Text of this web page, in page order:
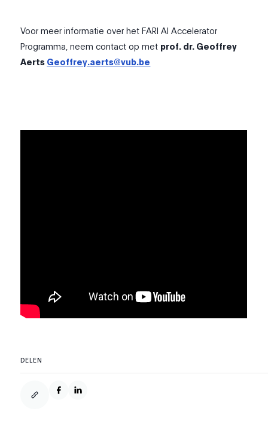
Voor meer informatie over het FARI AI Accelerator
Programma, neem contact op met prof. dr. Geoffrey
Aerts Geoffrey.aerts@vub.be
DELEN